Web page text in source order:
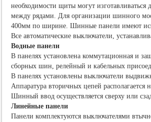
необходимости щиты могут
между рядами. Для организации шинного
400мм по ширине. Шинные панели имеют
Все автоматические выключатели,
Водные панели
В панелях установлена коммутационная и
сборных шин, релейный и кабельных
В панелях установлены выключатели
Аппаратура вторичных цепей
Шинный ввод осуществляется сверху или
Линейные панели
Панели комплектуются выключателями